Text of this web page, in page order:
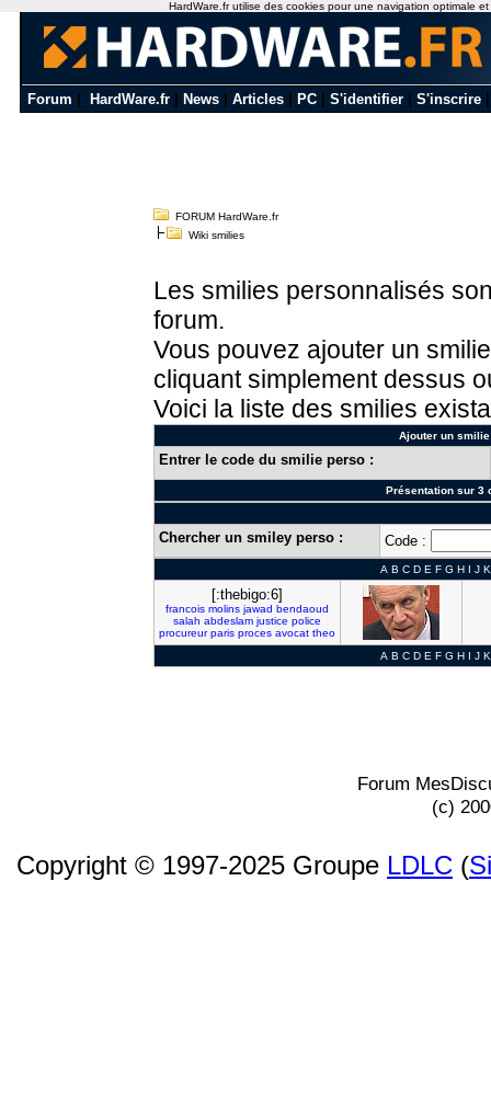
Forum HardWare.fr News Articles PC S'identifier S'inscrire
FORUM HardWare.fr
Wiki smilies
Les smilies personnalisés
forum.
Vous pouvez ajouter un
cliquant simplement dessus
Voici la liste des smilies
Ajouter un
Entrer le code du smilie perso :
Présentation sur 3
Chercher un smiley perso : Code :
A B C D E F G H I J K
[:thebigo:6]
francois molins jawad bendaoud
salah abdeslam justice police
procureur paris proces avocat theo
A B C D E F G H I J K
Forum
(c)
Copyright © 1997-2025 Groupe LDLC (
HardWare.fr utilise des cookies pour une navigation optimale